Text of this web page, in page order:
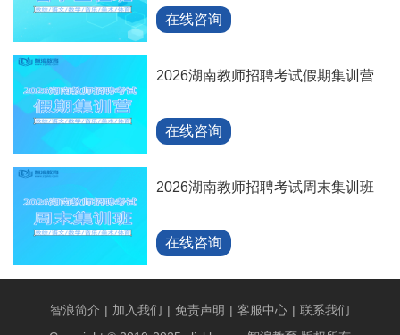
在线咨询
2026湖南教师招聘考试假期集训营
在线咨询
2026湖南教师招聘考试周末集训班
在线咨询
智浪简介 | 加入我们 | 免责声明 | 客服中心 | 联系我们